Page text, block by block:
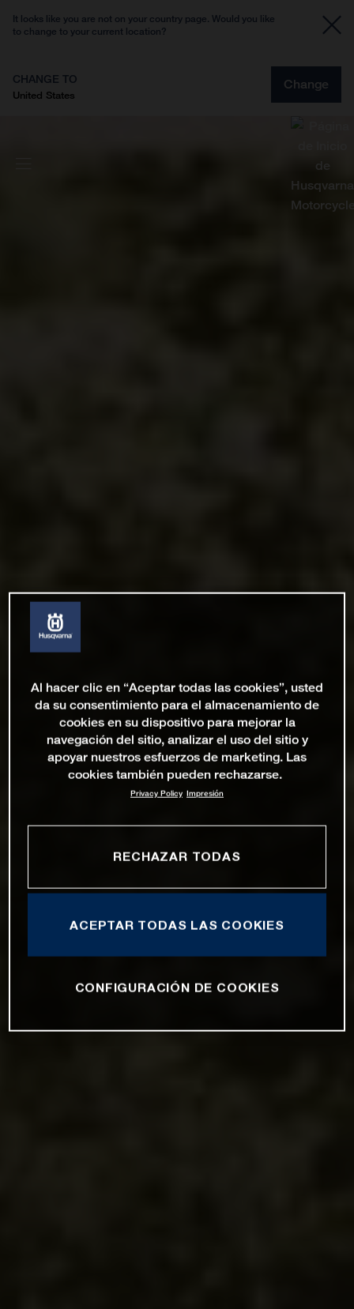
It looks like you are not on your country page. Would you like
to change to your current location?
CHANGE TO
United States
Change
Al hacer clic en “Aceptar todas las cookies”, usted
da su consentimiento para el almacenamiento de
cookies en su dispositivo para mejorar la
navegación del sitio, analizar el uso del sitio y
apoyar nuestros esfuerzos de marketing. Las
cookies también pueden rechazarse.
Privacy Policy Impresión
RECHAZAR TODAS
ACEPTAR TODAS LAS COOKIES
CONFIGURACIÓN DE COOKIES